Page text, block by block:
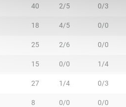
40 2/5 0/3
18 4/5 0/0
25 2/6 0/0
15 0/0 1/4
27 1/4 0/3
8 0/0 0/0